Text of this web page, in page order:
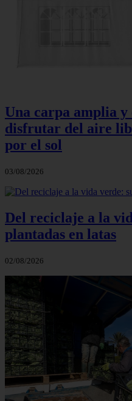
Una carpa amplia y
disfrutar del aire
por el sol
03/08/2026
Del reciclaje a la
plantadas en latas
02/08/2026